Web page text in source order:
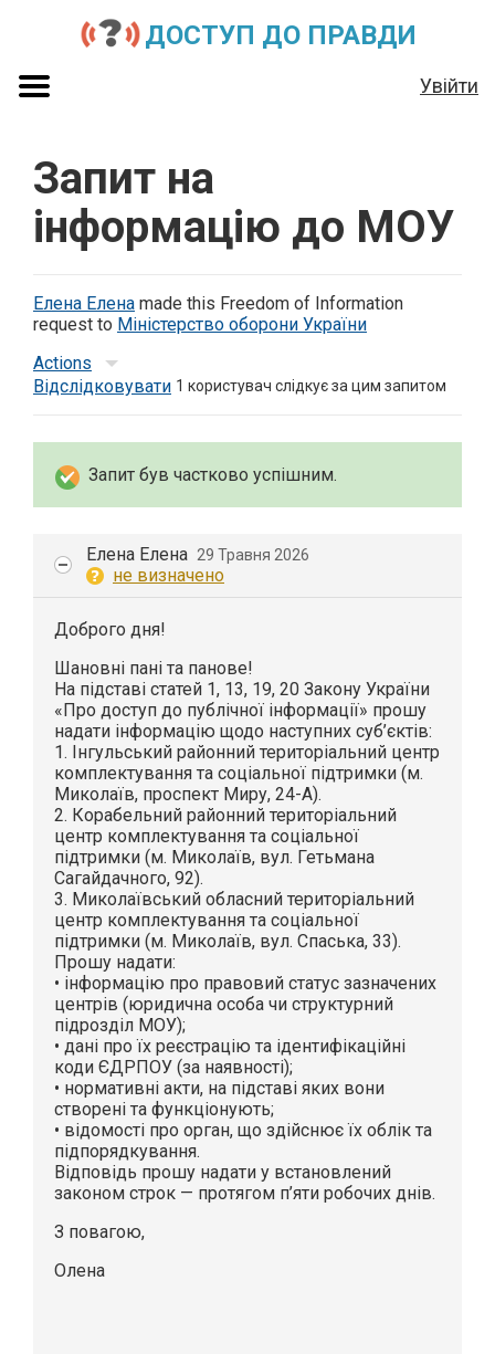
ДОСТУП ДО ПРАВДИ
Увійти
Запит на
інформацію до МОУ
Елена Елена made this Freedom of Information
request to Міністерство оборони України
Actions
Відслідковувати 1 користувач слідкує за цим запитом
Запит був частково успішним.
Елена Елена 29 Травня 2026
не визначено
Доброго дня!
Шановні пані та панове!
На підставі статей 1, 13, 19, 20 Закону України
«Про доступ до публічної інформації» прошу
надати інформацію щодо наступних суб’єктів:
1. Інгульський районний територіальний центр
комплектування та соціальної підтримки (м.
Миколаїв, проспект Миру, 24-А).
2. Корабельний районний територіальний
центр комплектування та соціальної
підтримки (м. Миколаїв, вул. Гетьмана
Сагайдачного, 92).
3. Миколаївський обласний територіальний
центр комплектування та соціальної
підтримки (м. Миколаїв, вул. Спаська, 33).
Прошу надати:
• інформацію про правовий статус зазначених
центрів (юридична особа чи структурний
підрозділ МОУ);
• дані про їх реєстрацію та ідентифікаційні
коди ЄДРПОУ (за наявності);
• нормативні акти, на підставі яких вони
створені та функціонують;
• відомості про орган, що здійснює їх облік та
підпорядкування.
Відповідь прошу надати у встановлений
законом строк — протягом п’яти робочих днів.
З повагою,
Олена